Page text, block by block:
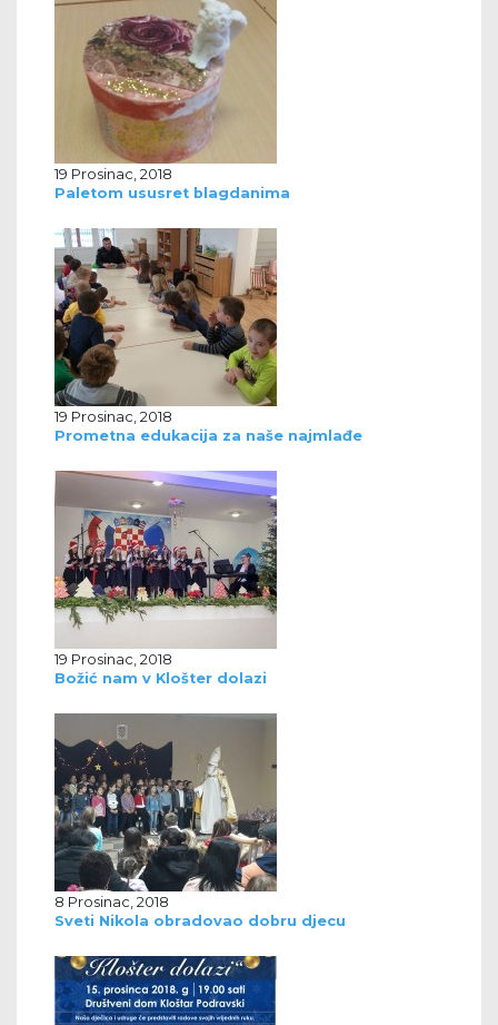
19 Prosinac, 2018
Paletom ususret blagdanima
19 Prosinac, 2018
Prometna edukacija za naše najmlađe
19 Prosinac, 2018
Božić nam v Klošter dolazi
8 Prosinac, 2018
Sveti Nikola obradovao dobru djecu